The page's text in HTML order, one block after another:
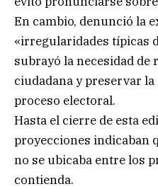
En cambio, denunció la
«irregularidades típicas
subrayó la necesidad
ciudadana y preservar
proceso electoral.
Hasta el cierre de esta
proyecciones indicaban
no se ubicaba entre los
contienda.